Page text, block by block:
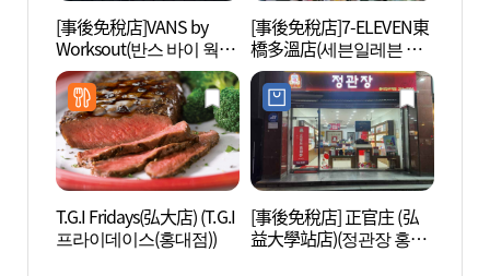
[事後免稅店]VANS by
Worksout(반스 바이 웍스
아웃)
[事後免稅店]7-ELEVEN東
橋多溫店(세븐일레븐 동
교다온점)
T.G.I Fridays(弘大店) (T.G.I
프라이데이스(홍대점))
[事後免稅店] 正官庄 (弘
益大學站店)(정관장 홍대